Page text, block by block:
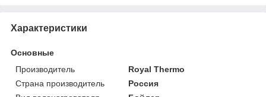
Характеристики
Основные
Производитель
Royal Thermo
Страна производитель
Россия